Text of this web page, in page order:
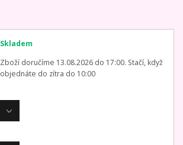
Skladem
Zboží doručíme 13.08.2026 do 17:00. Stačí, když
objednáte do zítra do 10:00